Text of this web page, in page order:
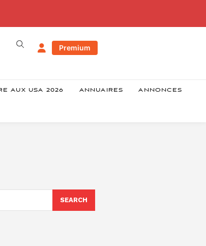
Premium
AUX USA 2026 ANNUAIRES ANNONCES
SEARCH